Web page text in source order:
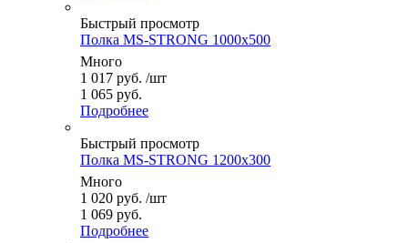
Быстрый просмотр
Полка MS-STRONG 1000x500
Много
1 017 руб. /шт
1 065 руб.
Подробнее
Быстрый просмотр
Полка MS-STRONG 1200x300
Много
1 020 руб. /шт
1 069 руб.
Подробнее